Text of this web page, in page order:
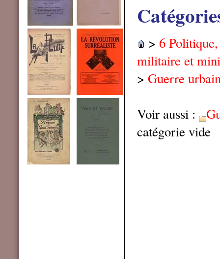
> 6
militaire et
> Guerre
Voir aussi :
catégorie vide